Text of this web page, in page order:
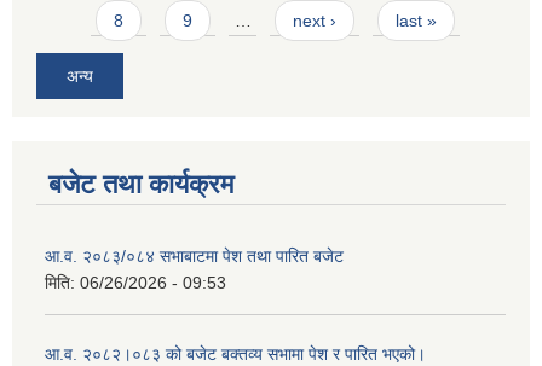
8 9 next › last »
अन्य
बजेट तथा कार्यक्रम
आ.व. २०८३/०८४ सभाबाटमा पेश तथा पारित बजेट
मिति: 06/26/2026 - 09:53
आ‍.व. २०८२।०८३ को बजेट बक्तव्य सभामा पेश र पारित भएको।